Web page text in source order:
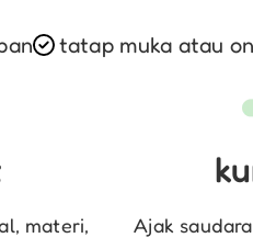
tatap muka atau
materi,
Ajak